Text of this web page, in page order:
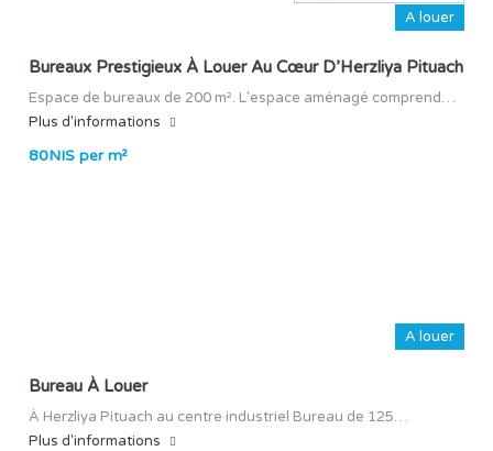
A louer
Bureaux Prestigieux À Louer Au Cœur D’Herzliya Pituach
Espace de bureaux de 200 m². L'espace aménagé comprend…
Plus d'informations
80NIS per m²
A louer
Bureau À Louer
À Herzliya Pituach au centre industriel Bureau de 125…
Plus d'informations